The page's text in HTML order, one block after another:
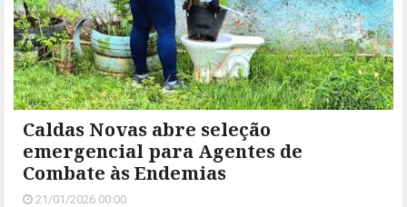
Caldas Novas abre seleção
emergencial para Agentes de
Combate às Endemias
21/01/2026 00:00